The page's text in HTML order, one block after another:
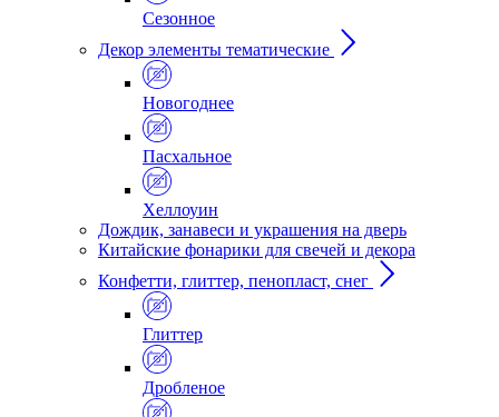
Сезонное
Декор элементы тематические
Новогоднее
Пасхальное
Хеллоуин
Дождик, занавеси и украшения на дверь
Китайские фонарики для свечей и декора
Конфетти, глиттер, пенопласт, снег
Глиттер
Дробленое